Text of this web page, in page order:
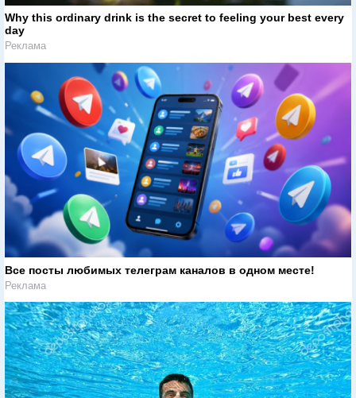
Why this ordinary drink is the secret to feeling your best every
day
Реклама
Все посты любимых телеграм каналов в одном месте!
Реклама